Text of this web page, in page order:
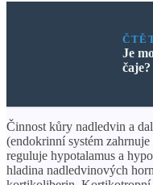
Je
čaje?
Činnost kůry nadledvin a
(endokrinní systém
reguluje hypotalamus a
hladina nadledvinových